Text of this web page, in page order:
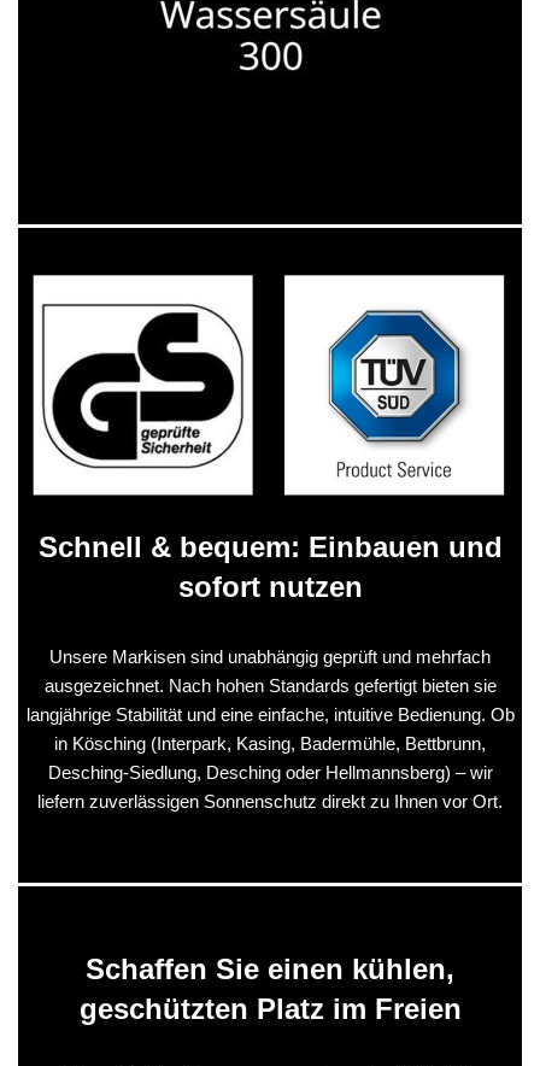
Schnell & bequem: Einbauen und
sofort nutzen
Unsere Markisen sind unabhängig geprüft und mehrfach
ausgezeichnet. Nach hohen Standards gefertigt bieten sie
langjährige Stabilität und eine einfache, intuitive Bedienung. Ob
in Kösching (Interpark, Kasing, Badermühle, Bettbrunn,
Desching-Siedlung, Desching oder Hellmannsberg) – wir
liefern zuverlässigen Sonnenschutz direkt zu Ihnen vor Ort.
Schaffen Sie einen kühlen,
geschützten Platz im Freien